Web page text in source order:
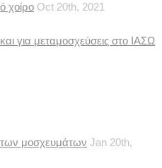
χοίρο Oct 20th, 2021
για μεταμοσχεύσεις στο ΙΑΣΩ
των μοσχευμάτων Jan 20th,